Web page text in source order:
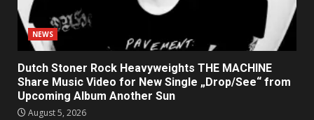
NEWS
Dutch Stoner Rock Heavyweights THE MACHINE
Share Music Video for New Single „Drop/See“ from
Upcoming Album Another Sun
August 5, 2026